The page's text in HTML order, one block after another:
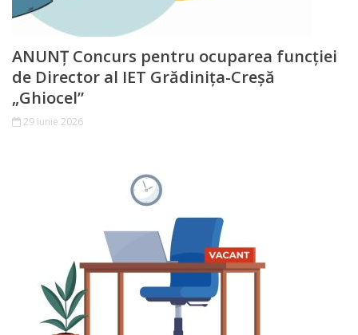
Dispozițiile
primarului
Regulamente
locale
Achiziții
ANUNȚ Concurs pentru ocuparea funcției
de Director al IET Grădinița-Creșă
„Ghiocel”
29 iunie 2026